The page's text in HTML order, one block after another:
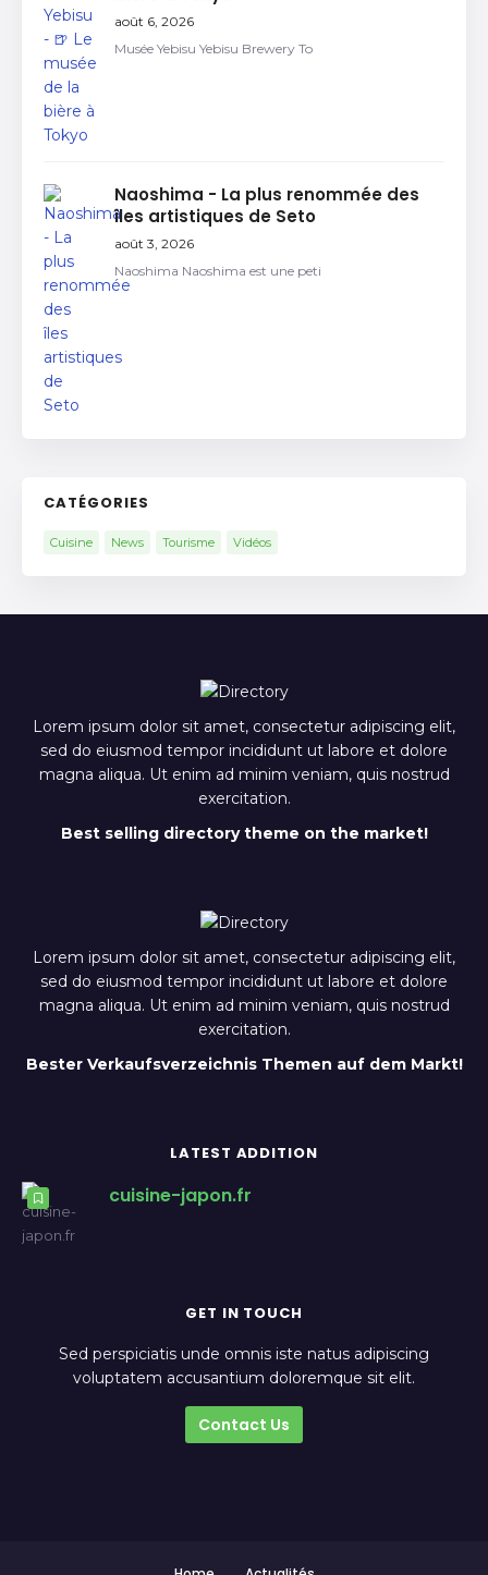
août 6, 2026
Musée Yebisu Yebisu Brewery To
Naoshima - La plus renommée des
îles artistiques de Seto
août 3, 2026
Naoshima Naoshima est une peti
CATÉGORIES
Cuisine News Tourisme Vidéos
Lorem ipsum dolor sit amet, consectetur adipiscing elit,
sed do eiusmod tempor incididunt ut labore et dolore
magna aliqua. Ut enim ad minim veniam, quis nostrud
exercitation.
Best selling directory theme on the market!
Lorem ipsum dolor sit amet, consectetur adipiscing elit,
sed do eiusmod tempor incididunt ut labore et dolore
magna aliqua. Ut enim ad minim veniam, quis nostrud
exercitation.
Bester Verkaufsverzeichnis Themen auf dem Markt!
LATEST ADDITION
cuisine-japon.fr
GET IN TOUCH
Sed perspiciatis unde omnis iste natus adipiscing
voluptatem accusantium doloremque sit elit.
Contact Us